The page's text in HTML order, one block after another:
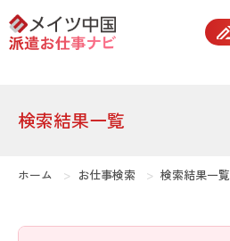
false
検索結果一覧
ホーム お仕事検索 検索結果一覧